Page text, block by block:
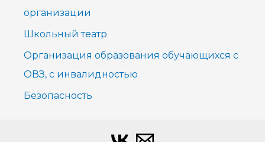
организации
Школьный театр
Организация образования обучающихся с
ОВЗ, с инвалидностью
Безопасность